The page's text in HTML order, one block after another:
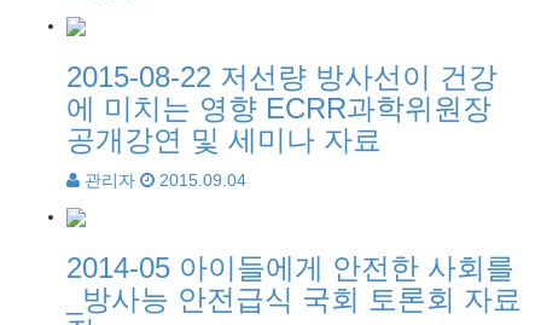
2015-08-22 저선량 방사선이 건강
에 미치는 영향 ECRR과학위원장
공개강연 및 세미나 자료
관리자 2015.09.04
2014-05 아이들에게 안전한 사회를
_방사능 안전급식 국회 토론회 자료